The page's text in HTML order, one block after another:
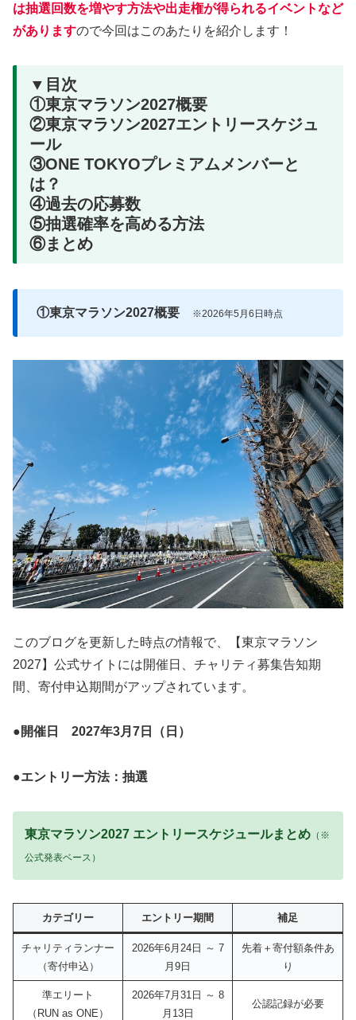
は抽選回数を増やす方法や出走権が得られるイベントなど
がありますので今回はこのあたりを紹介します！
▼目次
①東京マラソン2027概要
②東京マラソン2027エントリースケジュ
ール
③ONE TOKYOプレミアムメンバーと
は？
④過去の応募数
⑤抽選確率を高める方法
⑥まとめ
①東京マラソン2027概要 ※2026年5月6日時点
このブログを更新した時点の情報で、【東京マラソン
2027】公式サイトには開催日、チャリティ募集告知期
間、寄付申込期間がアップされています。
●開催日 2027年3月7日（日）
●エントリー方法：抽選
東京マラソン2027 エントリースケジュールまとめ （※
公式発表ベース）
カテゴリー エントリー期間 補足
チャリティランナー
（寄付申込）
2026年6月24日 ～ 7
月9日
先着＋寄付額条件あ
り
準エリート
（RUN as ONE）
2026年7月31日 ～ 8
月13日
公認記録が必要